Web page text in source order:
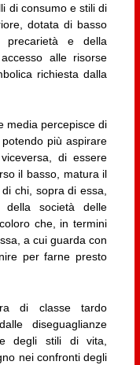
di consumo e stili di
dotata di basso
precarietà e della
alle risorse
richiesta dalla
media percepisce di
più aspirare
di essere
il basso, matura il
chi, sopra di essa,
società delle
che, in termini
a cui guarda con
per farne presto
di classe tardo
diseguaglianze
degli stili di vita,
nei confronti degli